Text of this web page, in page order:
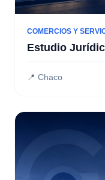
COMERCIOS Y
Estudio
📍 Chaco